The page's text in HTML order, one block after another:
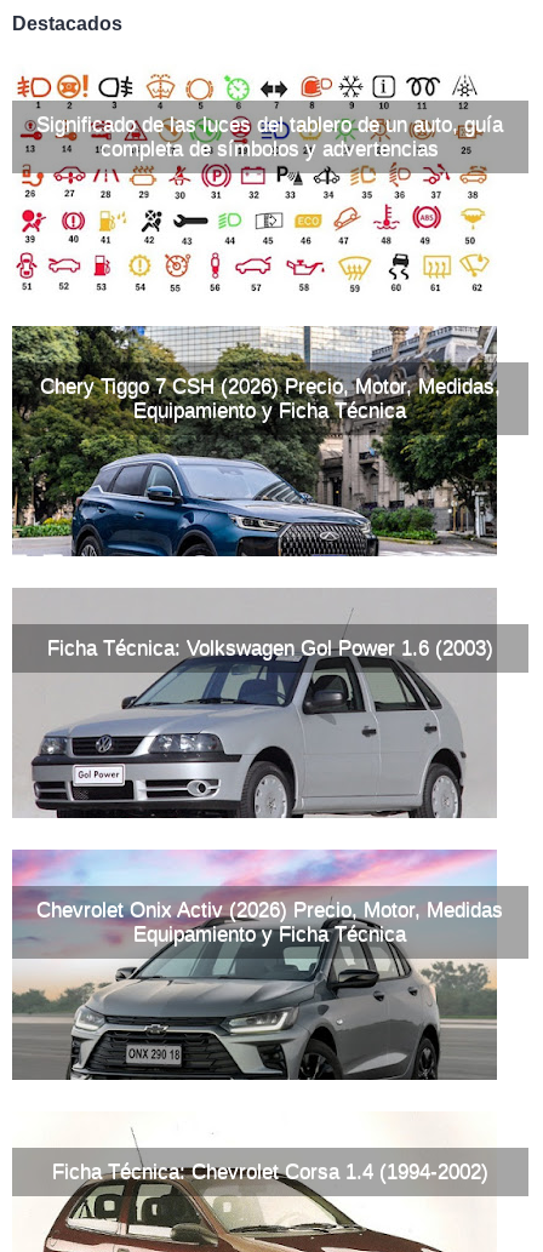
Destacados
Significado de las luces del tablero de un auto, guía
completa de símbolos y advertencias
Chery Tiggo 7 CSH (2026) Precio, Motor, Medidas,
Equipamiento y Ficha Técnica
Ficha Técnica: Volkswagen Gol Power 1.6 (2003)
Chevrolet Onix Activ (2026) Precio, Motor, Medidas
Equipamiento y Ficha Técnica
Ficha Técnica: Chevrolet Corsa 1.4 (1994-2002)